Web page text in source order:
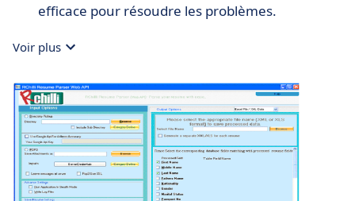
efficace pour résoudre les problèmes.
Voir plus